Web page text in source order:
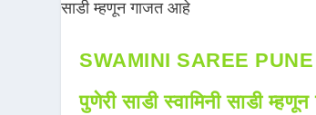
SWAMINI SAREE PUNE
पुणेरी साडी स्वामिनी साडी